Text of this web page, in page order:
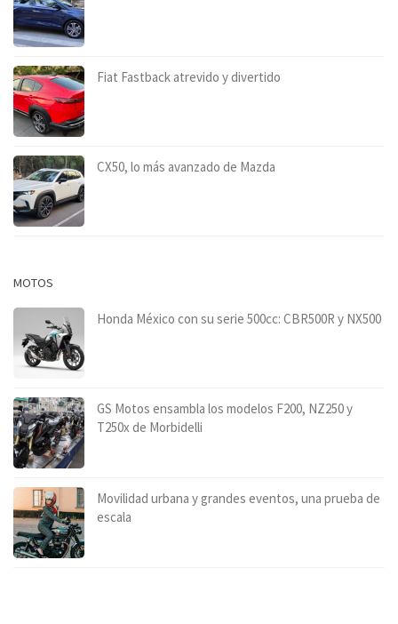
Fiat Fastback atrevido y divertido
CX50, lo más avanzado de Mazda
MOTOS
Honda México con su serie 500cc: CBR500R y NX500
GS Motos ensambla los modelos F200, NZ250 y
T250x de Morbidelli
Movilidad urbana y grandes eventos, una prueba de
escala